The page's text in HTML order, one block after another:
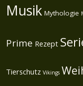
Musik Mythologie
Prime Rezept
Tierschutz Vikings